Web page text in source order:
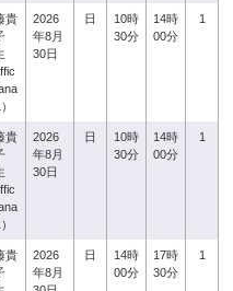
貴
2026
年8月
30日
日
10時
30分
14時
00分
1
貴
2026
年8月
30日
日
10時
30分
14時
00分
1
貴
2026
年8月
日
14時
00分
17時
30分
1